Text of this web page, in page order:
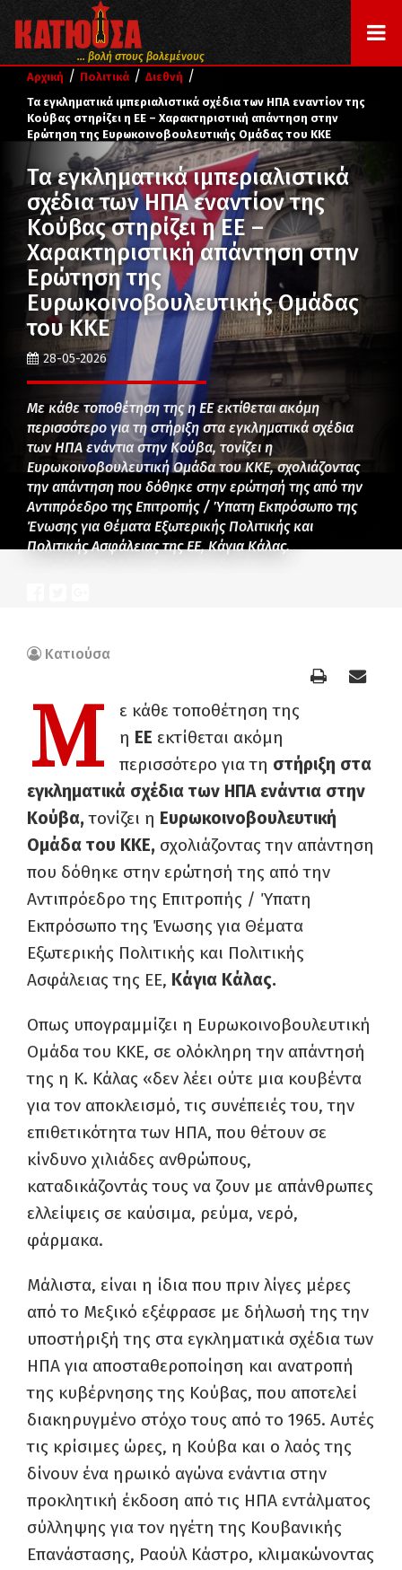
... βολή στους βολεμένους
Αρχική / Πολιτικά / Διεθνή /
Τα εγκληματικά ιμπεριαλιστικά σχέδια των ΗΠΑ εναντίον της
Κούβας στηρίζει η ΕΕ – Χαρακτηριστική απάντηση στην
Ερώτηση της Ευρωκοινοβουλευτικής Ομάδας του ΚΚΕ
Τα εγκληματικά ιμπεριαλιστικά
σχέδια των ΗΠΑ εναντίον της
Κούβας στηρίζει η ΕΕ –
Χαρακτηριστική απάντηση στην
Ερώτηση της
Ευρωκοινοβουλευτικής Ομάδας
του ΚΚΕ
28-05-2026
Με κάθε τοποθέτηση της η ΕΕ εκτίθεται ακόμη
περισσότερο για τη στήριξη στα εγκληματικά σχέδια
των ΗΠΑ ενάντια στην Κούβα, τονίζει η
Ευρωκοινοβουλευτική Ομάδα του ΚΚΕ, σχολιάζοντας
την απάντηση που δόθηκε στην ερώτησή της από την
Αντιπρόεδρο της Επιτροπής / Ύπατη Εκπρόσωπο της
Ένωσης για Θέματα Εξωτερικής Πολιτικής και
Πολιτικής Ασφάλειας της ΕΕ, Κάγια Κάλας.
Κατιούσα
Μ
ε κάθε τοποθέτηση της
η ΕΕ εκτίθεται ακόμη
περισσότερο για τη στήριξη στα
εγκληματικά σχέδια των ΗΠΑ ενάντια στην
Κούβα,τονίζει η Ευρωκοινοβουλευτική
Ομάδα του ΚΚΕ, σχολιάζοντας την απάντηση
που δόθηκε στην ερώτησή της από την
Αντιπρόεδρο της Επιτροπής / Ύπατη
Εκπρόσωπο της Ένωσης για Θέματα
Εξωτερικής Πολιτικής και Πολιτικής
Ασφάλειας της ΕΕ, Κάγια Κάλας.
Οπως υπογραμμίζει η Ευρωκοινοβουλευτική
Ομάδα του ΚΚΕ, σε ολόκληρη την απάντησή
της η Κ. Κάλας «δεν λέει ούτε μια κουβέντα
για τον αποκλεισμό, τις συνέπειές του, την
επιθετικότητα των ΗΠΑ, που θέτουν σε
κίνδυνο χιλιάδες ανθρώπους,
καταδικάζοντάς τους να ζουν με απάνθρωπες
ελλείψεις σε καύσιμα, ρεύμα, νερό,
φάρμακα.
Μάλιστα, είναι η ίδια που πριν λίγες μέρες
από το Μεξικό εξέφρασε με δήλωσή της την
υποστήριξή της στα εγκληματικά σχέδια των
ΗΠΑ για αποσταθεροποίηση και ανατροπή
της κυβέρνησης της Κούβας, που αποτελεί
διακηρυγμένο στόχο τους από το 1965. Αυτές
τις κρίσιμες ώρες, η Κούβα και ο λαός της
δίνουν ένα ηρωικό αγώνα ενάντια στην
προκλητική έκδοση από τις ΗΠΑ εντάλματος
σύλληψης για τον ηγέτη της Κουβανικής
Επανάστασης, Ραούλ Κάστρο, κλιμακώνοντας